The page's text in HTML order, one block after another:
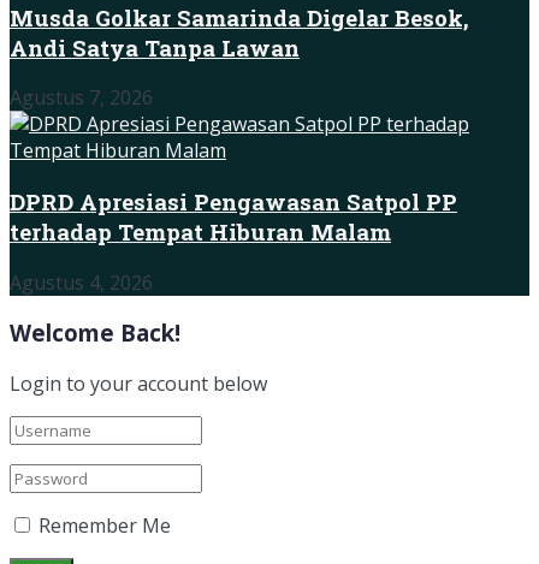
Musda Golkar Samarinda Digelar Besok,
Andi Satya Tanpa Lawan
Agustus 7, 2026
DPRD Apresiasi Pengawasan Satpol PP
terhadap Tempat Hiburan Malam
Agustus 4, 2026
Welcome Back!
Login to your account below
Remember Me